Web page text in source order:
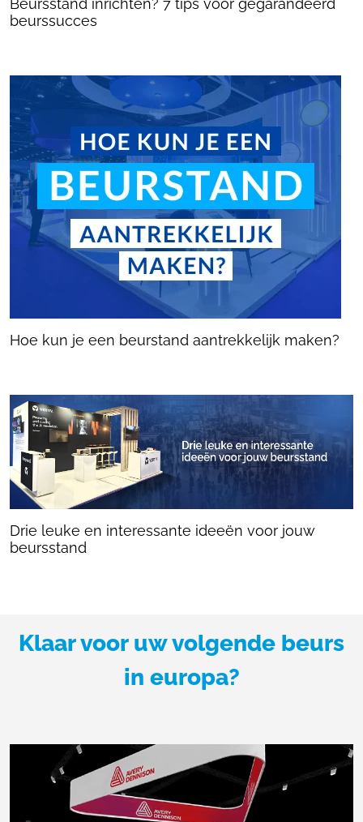
Beursstand inrichten? 7 tips voor gegarandeerd
beurssucces
Hoe kun je een beurstand aantrekkelijk maken?
Drie leuke en interessante ideeën voor jouw
beursstand
Klaar voor uw volgende beurs
in europa?